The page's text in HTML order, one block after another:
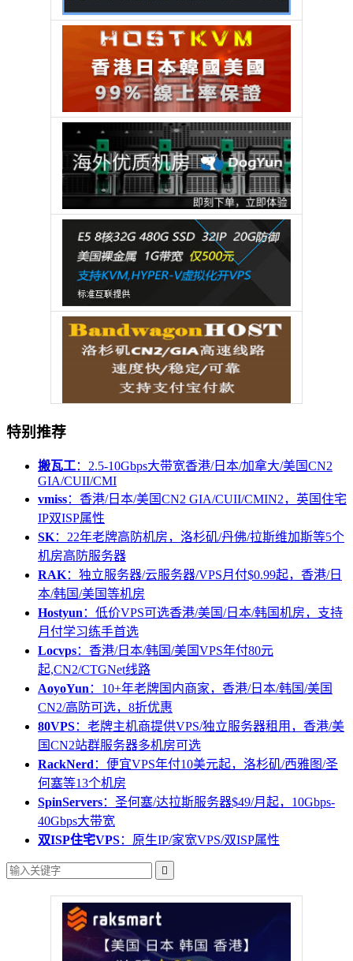
特别推荐
搬瓦工：2.5-10Gbps大带宽香港/日本/加拿大/美国CN2
GIA/CUII/CMI
vmiss：香港/日本/美国CN2 GIA/CUII/CMIN2，英国住宅
IP双ISP属性
SK：22年老牌高防机房，洛杉矶/丹佛/拉斯维加斯等5个
机房高防服务器
RAK：独立服务器/云服务器/VPS月付$0.99起，香港/日
本/韩国/美国等机房
Hostyun ：低价VPS可选香港/美国/日本/韩国机房，支持
月付学习练手首选
Locvps：香港/日本/韩国/美国VPS年付80元
起,CN2/CTGNet线路
AoyoYun ：10+年老牌国内商家，香港/日本/韩国/美国
CN2/高防可选，8折优惠
80VPS：老牌主机商提供VPS/独立服务器租用，香港/美
国CN2站群服务器多机房可选
RackNerd ：便宜VPS年付10美元起，洛杉矶/西雅图/圣
何塞等13个机房
SpinServers：圣何塞/达拉斯服务器$49/月起，10Gbps-
40Gbps大带宽
双ISP住宅VPS：原生IP/家宽VPS/双ISP属性
